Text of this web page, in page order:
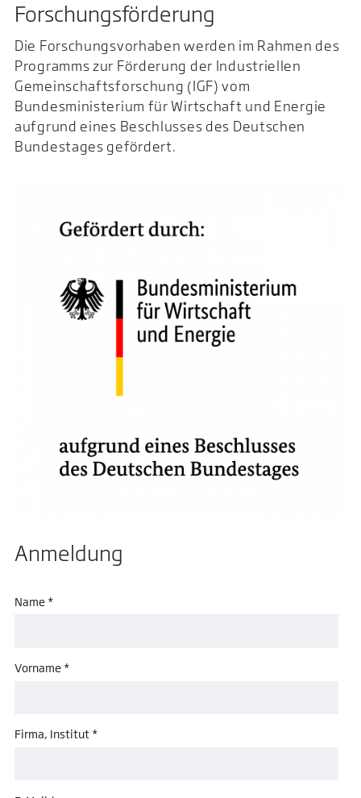
Forschungsförderung
Die Forschungsvorhaben werden im Rahmen des
Programms zur Förderung der Industriellen
Gemeinschaftsforschung (IGF) vom
Bundesministerium für Wirtschaft und Energie
aufgrund eines Beschlusses des Deutschen
Bundestages gefördert.
Anmeldung
Name *
Vorname *
Firma, Institut *